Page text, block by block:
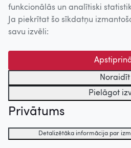
funkcionālās un analītiski
Ja piekrītat šo sīkdatņu
savu izvēli:
Noraidīt
Pielāgot
Privātums
Detalizētāka informācija par